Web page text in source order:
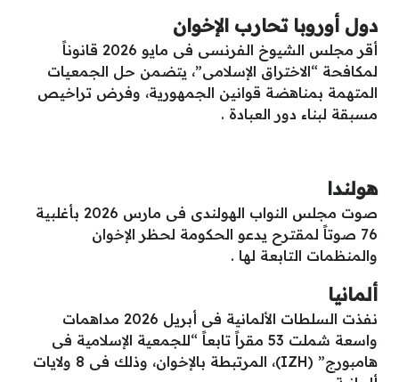
دول أوروبا تحارب الإخوان
أقر مجلس الشيوخ الفرنسى فى مايو 2026 قانوناً
لمكافحة “الاختراق الإسلامى”، يتضمن حل الجمعيات
المتهمة بمناهضة قوانين الجمهورية، وفرض تراخيص
مسبقة لبناء دور العبادة .
هولندا
صوت مجلس النواب الهولندى فى مارس 2026 بأغلبية
76 صوتاً لمقترح يدعو الحكومة لحظر الإخوان
والمنظمات التابعة لها .
ألمانيا
نفذت السلطات الألمانية فى أبريل 2026 مداهمات
واسعة شملت 53 مقراً تابعاً “للجمعية الإسلامية فى
هامبورج” (IZH)، المرتبطة بالإخوان، وذلك فى 8 ولايات